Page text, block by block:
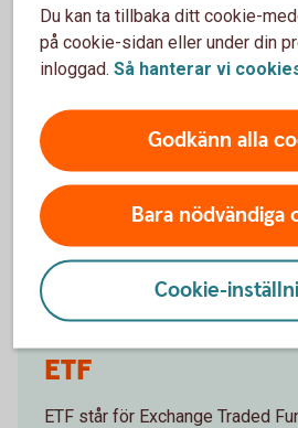
dig bäst.
En lättillgänglig och likvid
Möjlighet till hög avkastning.
Nackdelar
Betydligt högre risk jämfört med
underliggande tillgång.
Courtage.
Passar inte för månadssparande.
ETF
ETF står för Exchange Traded
Du kan ta tillbaka ditt cookie-
på cookie-sidan eller under din
inloggad. Så hanterar vi
Godkänn alla
Bara nödvändiga
Cookie-